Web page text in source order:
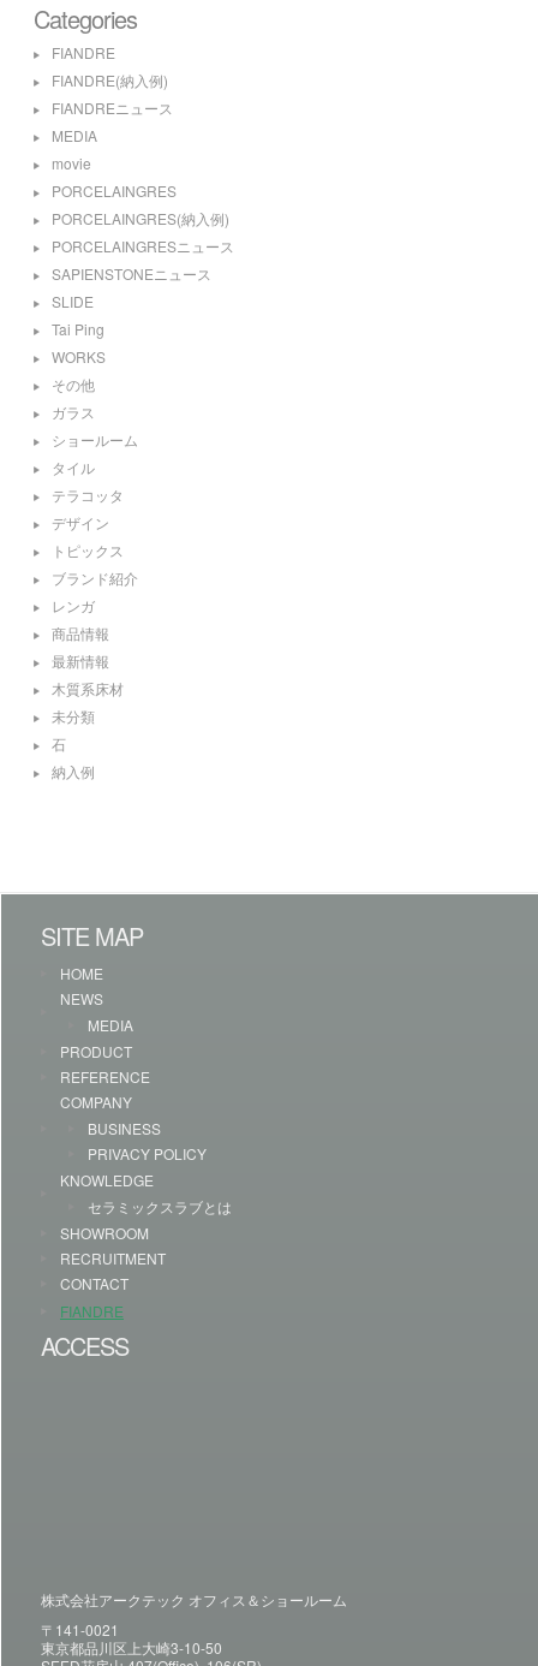
Categories
FIANDRE
FIANDRE(納入例)
FIANDREニュース
MEDIA
movie
PORCELAINGRES
PORCELAINGRES(納入例)
PORCELAINGRESニュース
SAPIENSTONEニュース
SLIDE
Tai Ping
WORKS
その他
ガラス
ショールーム
タイル
テラコッタ
デザイン
トピックス
ブランド紹介
レンガ
商品情報
最新情報
木質系床材
未分類
石
納入例
SITE MAP
HOME
NEWS
MEDIA
PRODUCT
REFERENCE
COMPANY
BUSINESS
PRIVACY POLICY
KNOWLEDGE
セラミックスラブとは
SHOWROOM
RECRUITMENT
CONTACT
FIANDRE
ACCESS
株式会社アークテック オフィス＆ショールーム
〒141-0021
東京都品川区上大崎3-10-50